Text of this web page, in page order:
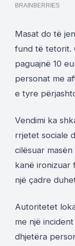
Masat do të
fund të tetorit.
paguajnë 10
personat me
e tyre
Vendimi ka
rrjetet sociale
cilësuar
kanë ironizuar
një çadre
Autoritetet
me një
dhjetëra